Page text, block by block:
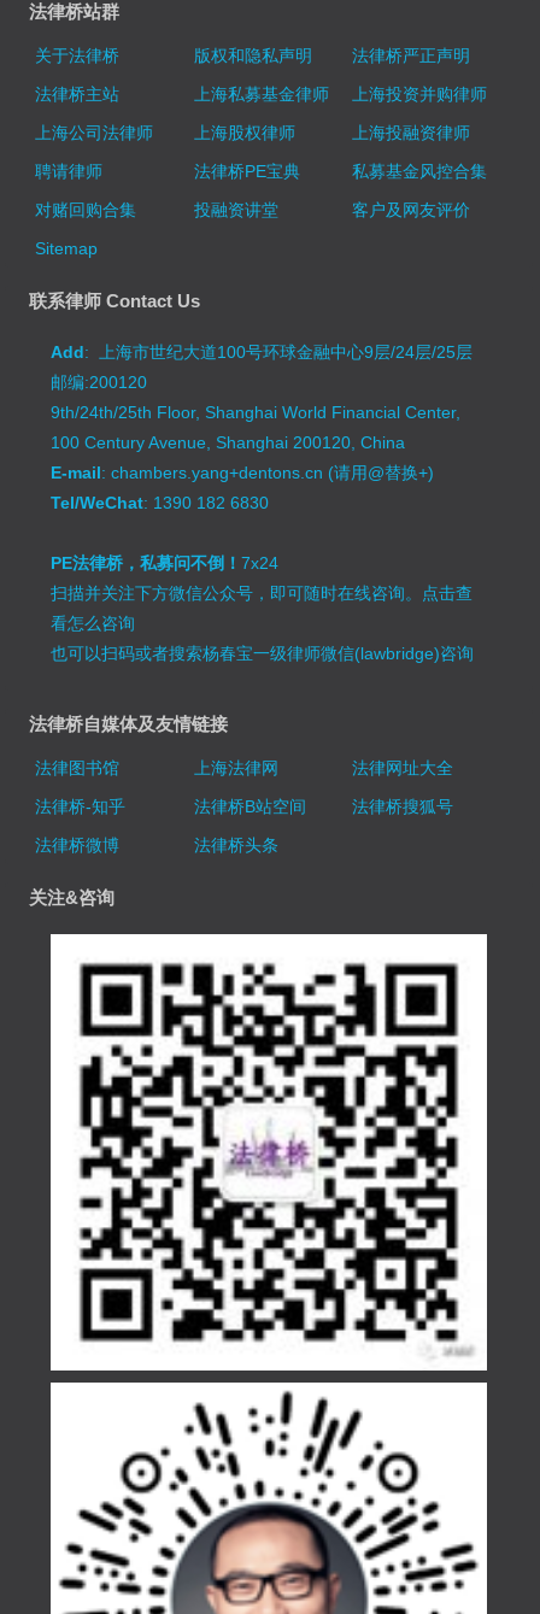
法律桥站群
关于法律桥 版权和隐私声明
法律桥严正声明
法律桥主站
上海私募基金律师
上海投资并购律师
上海公司法律师
上海股权律师
上海投融资律师
聘请律师
法律桥PE宝典
私募基金风控合集
对赌回购合集
投融资讲堂
客户及网友评价
Sitemap
联系律师 Contact Us
Add: 上海市世纪大道100号环球金融中心9层/24层/25层
邮编:200120
9th/24th/25th Floor, Shanghai World Financial Center,
100 Century Avenue, Shanghai 200120, China
E-mail: chambers.yang+dentons.cn (请用@替换+)
Tel/WeChat: 1390 182 6830
PE法律桥，私募问不倒！7x24
扫描并关注下方微信公众号，即可随时在线咨询。 点击查
看怎么咨询
也可以扫码或者搜索杨春宝一级律师微信(lawbridge)咨询
法律桥自媒体及友情链接
法律图书馆 上海法律网
法律网址大全
法律桥-知乎
法律桥B站空间
法律桥搜狐号
法律桥微博
法律桥头条
关注&咨询